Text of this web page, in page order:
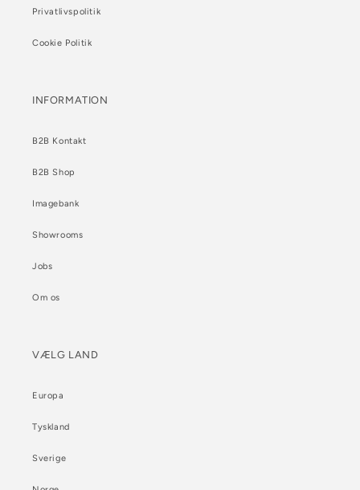
Privatlivspolitik
Cookie Politik
INFORMATION
B2B Kontakt
B2B Shop
Imagebank
Showrooms
Jobs
Om os
VÆLG LAND
Europa
Tyskland
Sverige